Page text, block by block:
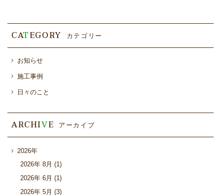
CATEGORY カテゴリー
お知らせ
施工事例
日々のこと
ARCHIVE アーカイブ
2026年
2026年 8月 (1)
2026年 6月 (1)
2026年 5月 (3)